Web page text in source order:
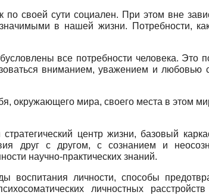
своей сути социален. При этом вне
в нашей жизни. Потребности,
все потребности человека. Это
вниманием, уважением и любовью
окружающего мира, своего места в этом
центр жизни, базовый
друг с другом, с сознанием и
научно-практических знаний.
воспитания личности, способы
личностных расстройств